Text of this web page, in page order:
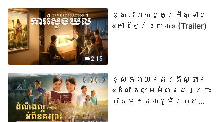
2:15
ខ្សែភាពយន្តគ្រីស្ទាន
«ការស្វែងយល់» (Trailer)
ខ្សែភាពយន្តគ្រីស្ទាន
«ដំណឹងល្អអំពីនគរព្រះ
បានមកដល់​ភូមិរបស់